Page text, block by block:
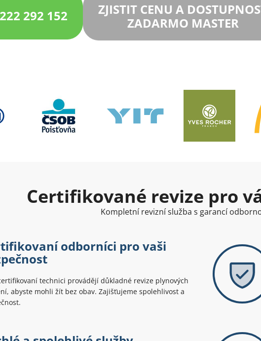
292 152
ZJISTIT CENU A
ZADARMO MASTER
Certifikované revize pro
Kompletní revizní služba s garancí
odborníci pro vaši
technici provádějí důkladné revize plynových
abyste mohli žít bez obav. Zajišťujeme spolehlivost a